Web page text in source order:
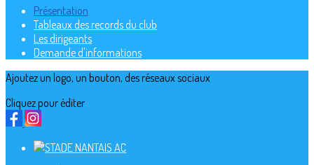
Présentation
Tableaux des records du club
Les dirigeants
Demande d'informations
Ajoutez un logo, un bouton, des réseaux sociaux
Cliquez pour éditer